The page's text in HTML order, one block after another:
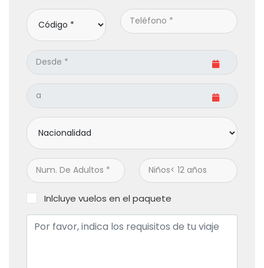
Inlcluye vuelos en el paquete